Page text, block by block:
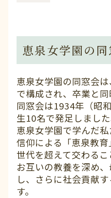
恵泉女学園の
恵泉女学園の同窓会
で構成され、卒業と同
同窓会は1934年（昭
生10名で発足しました
恵泉女学園で学んだ
信仰による「恵泉教育
世代を超えて交わるこ
お互いの教養を深め
し、さらに社会貢献
す。